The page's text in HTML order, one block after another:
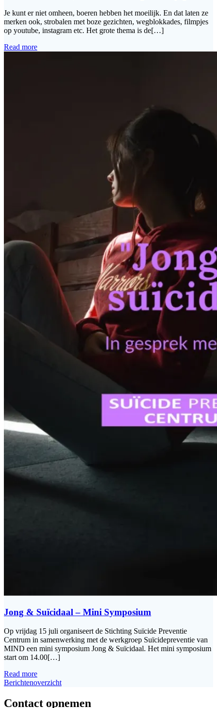
Je kunt er niet omheen, boeren hebben het moeilijk. En dat laten ze
merken ook, strobalen met boze gezichten, wegblokkades, filmpjes
op youtube, instagram etc. Het grote thema is de[…]
Read more
Jong & Suïcidaal – Mini Symposium
Op vrijdag 15 juli organiseert de Stichting Suïcide Preventie
Centrum in samenwerking met de werkgroep Suïcidepreventie van
MIND een mini symposium Jong & Suïcidaal. Het mini symposium
start om 14.00[…]
Read more
Berichtenoverzicht
Contact opnemen